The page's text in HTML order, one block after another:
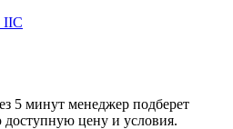
IIC
5 минут менеджер подберет
цену и условия.